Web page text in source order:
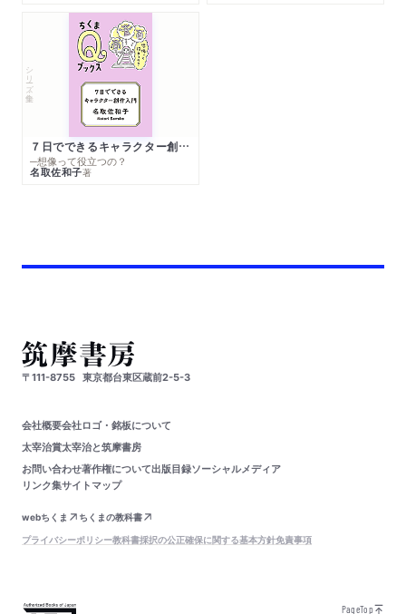
シリーズ・全集
７日でできるキャラクター創作入門
─想像って役立つの？
名取佐和子著
〒111-8755 東京都台東区蔵前2-5-3
会社概要会社ロゴ・銘板について
太宰治賞太宰治と筑摩書房
お問い合わせ著作権について出版目録ソーシャルメディア
リンク集サイトマップ
webちくま
ちくまの教科書
プライバシーポリシー教科書採択の公正確保に関する基本方針免責事項
PageTop